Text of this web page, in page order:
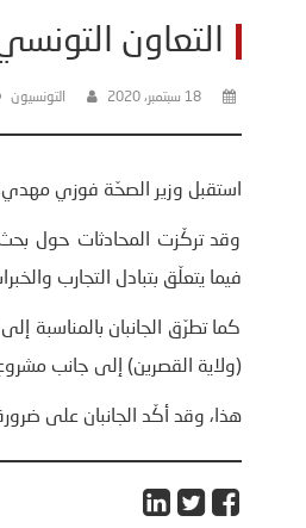
التعاون
18 سبتمبر، 2020 التونسيون
استقبل وزير الصحّة فوزي
وقد تركّزت المحادثات حول
فيما يتعلّق بتبادل التجارب
كما تطرّق الجانبان بالمناسبة
(ولاية القصرين) إلى جانب
هذا، وقد أكّد الجانبان على